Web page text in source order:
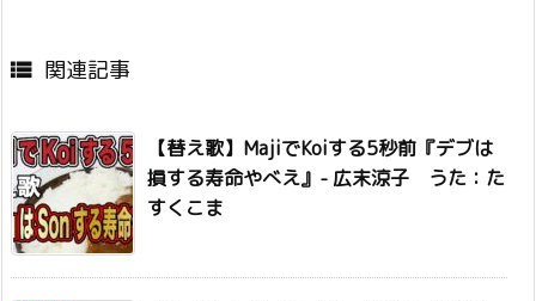
 関連記事
【替え歌】MajiでKoiする5秒前『デブは
損する寿命やべえ』- 広末涼子 うた：た
すくこま